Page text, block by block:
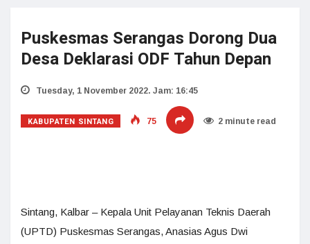
Puskesmas Serangas Dorong Dua
Desa Deklarasi ODF Tahun Depan
Tuesday, 1 November 2022. Jam: 16:45
KABUPATEN SINTANG 75 2 minute read
Sintang, Kalbar – Kepala Unit Pelayanan Teknis Daerah
(UPTD) Puskesmas Serangas, Anasias Agus Dwi